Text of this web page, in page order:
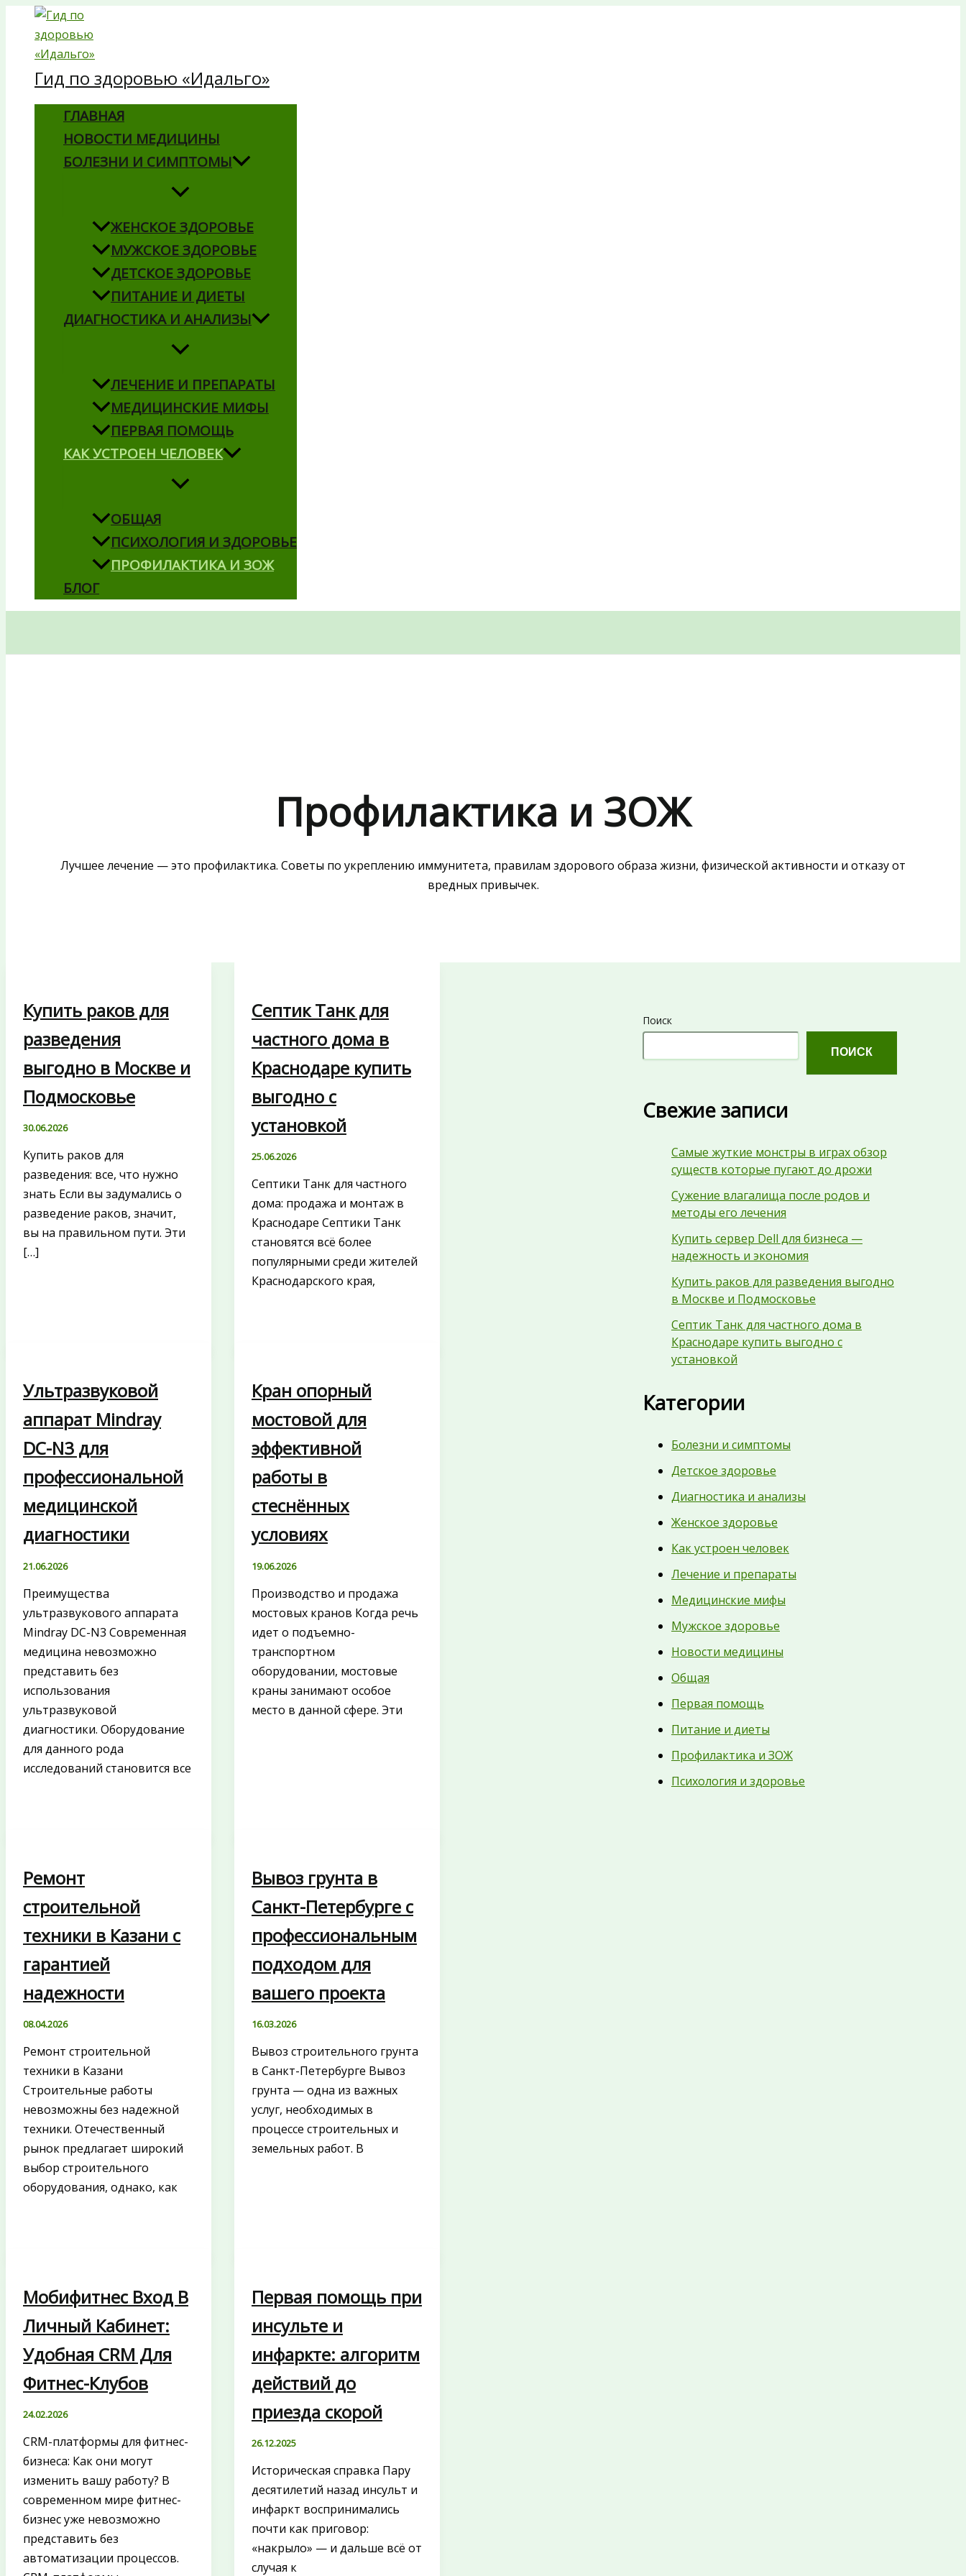
Перейти
содержимому
Гид по здоровью «Идальго»
ГЛАВНАЯ
НОВОСТИ МЕДИЦИНЫ
БОЛЕЗНИ И СИМПТОМЫ
ЖЕНСКОЕ ЗДОРОВЬЕ
МУЖСКОЕ ЗДОРОВЬЕ
ДЕТСКОЕ ЗДОРОВЬЕ
ПИТАНИЕ И ДИЕТЫ
ДИАГНОСТИКА И АНАЛИЗЫ
ЛЕЧЕНИЕ И ПРЕПАРАТЫ
МЕДИЦИНСКИЕ МИФЫ
ПЕРВАЯ ПОМОЩЬ
КАК УСТРОЕН ЧЕЛОВЕК
ОБЩАЯ
ПСИХОЛОГИЯ И ЗДОРОВЬЕ
ПРОФИЛАКТИКА И ЗОЖ
БЛОГ
Профилактика и ЗОЖ
Лучшее лечение — это профилактика. Советы по укреплению иммунитета, правилам здорового образа жизни, физической активности и отказу от
вредных привычек.
Купить раков для
разведения
выгодно в Москве и
Подмосковье
30.06.2026
Купить раков для
разведения: все, что нужно
знать Если вы задумались о
разведение раков, значит,
вы на правильном пути. Эти
[…]
Септик Танк для
частного дома в
Краснодаре купить
выгодно с
установкой
25.06.2026
Септики Танк для частного
дома: продажа и монтаж в
Краснодаре Септики Танк
становятся всё более
популярными среди жителей
Краснодарского края,
Ультразвуковой
аппарат Mindray
DC-N3 для
профессиональной
медицинской
диагностики
21.06.2026
Преимущества
ультразвукового аппарата
Mindray DC-N3 Современная
медицина невозможно
представить без
использования
ультразвуковой
диагностики. Оборудование
для данного рода
исследований становится все
Кран опорный
мостовой для
эффективной
работы в
стеснённых
условиях
19.06.2026
Производство и продажа
мостовых кранов Когда речь
идет о подъемно-
транспортном
оборудовании, мостовые
краны занимают особое
место в данной сфере. Эти
Ремонт
строительной
техники в Казани с
гарантией
надежности
08.04.2026
Ремонт строительной
техники в Казани
Строительные работы
невозможны без надежной
техники. Отечественный
рынок предлагает широкий
выбор строительного
оборудования, однако, как
Вывоз грунта в
Санкт-Петербурге с
профессиональным
подходом для
вашего проекта
16.03.2026
Вывоз строительного грунта
в Санкт-Петербурге Вывоз
грунта — одна из важных
услуг, необходимых в
процессе строительных и
земельных работ. В
Мобифитнес Вход В
Личный Кабинет:
Удобная CRM Для
Фитнес-Клубов
24.02.2026
CRM-платформы для фитнес-
бизнеса: Как они могут
изменить вашу работу? В
современном мире фитнес-
бизнес уже невозможно
представить без
автоматизации процессов.
Первая помощь при
инсульте и
инфаркте: алгоритм
действий до
приезда скорой
26.12.2025
Историческая справка Пару
десятилетий назад инсульт и
инфаркт воспринимались
почти как приговор:
«накрыло» — и дальше всё от
случая к
Поиск
ПОИСК
Свежие записи
Самые жуткие монстры в играх обзор
существ которые пугают до дрожи
Сужение влагалища после родов и
методы его лечения
Купить сервер Dell для бизнеса —
надежность и экономия
Купить раков для разведения выгодно
в Москве и Подмосковье
Септик Танк для частного дома в
Краснодаре купить выгодно с
установкой
Категории
Болезни и симптомы
Детское здоровье
Диагностика и анализы
Женское здоровье
Как устроен человек
Лечение и препараты
Медицинские мифы
Мужское здоровье
Новости медицины
Общая
Первая помощь
Питание и диеты
Профилактика и ЗОЖ
Психология и здоровье